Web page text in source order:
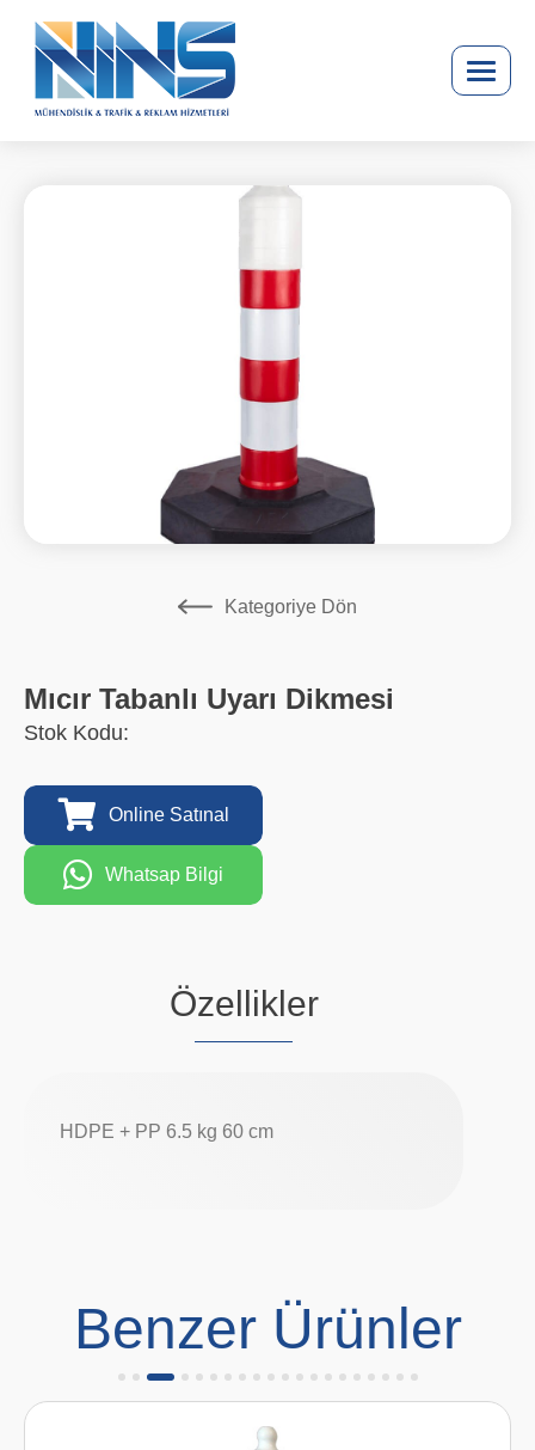
Kategoriye Dön
Mıcır Tabanlı Uyarı Dikmesi
Stok Kodu:
Online Satınal
Whatsap Bilgi
Özellikler
HDPE + PP 6.5 kg 60 cm
Benzer Ürünler